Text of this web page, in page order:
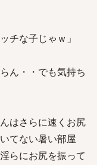
チな子じゃｗ」
ん・・でも気持ち
はさらに速くお尻
てない暑い部屋
らにお尻を振って